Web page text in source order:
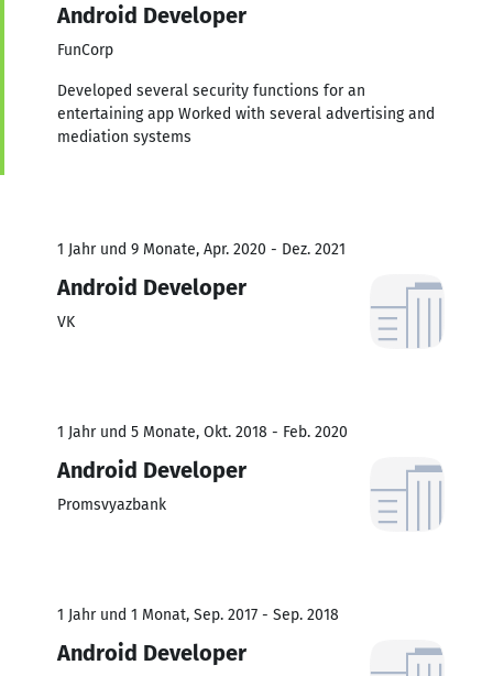
Android Developer
FunCorp
Developed several security functions for an
entertaining app Worked with several advertising and
mediation systems
1 Jahr und 9 Monate, Apr. 2020 - Dez. 2021
Android Developer
VK
1 Jahr und 5 Monate, Okt. 2018 - Feb. 2020
Android Developer
Promsvyazbank
1 Jahr und 1 Monat, Sep. 2017 - Sep. 2018
Android Developer